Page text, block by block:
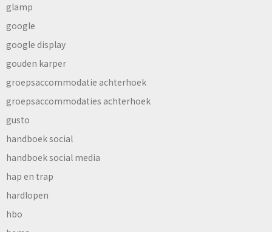
glamp
google
google display
gouden karper
groepsaccommodatie achterhoek
groepsaccommodaties achterhoek
gusto
handboek social
handboek social media
hap en trap
hardlopen
hbo